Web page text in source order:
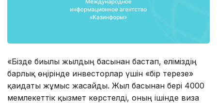
«Бізде биылғы жылдың басынан бастап, еліміздің
барлық өңірінде инвесторлар үшін «бір терезе»
қағидаты жұмыс жасайды. Жыл басынан бері 4000
мемлекеттік қызмет көрстелді, оның ішінде виза